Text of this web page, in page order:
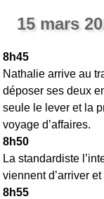
15 mars
8h45
Nathalie arrive au
déposer ses deux
seule le lever et la
voyage d’affaires.
8h50
La standardiste
viennent d’arriver
8h55